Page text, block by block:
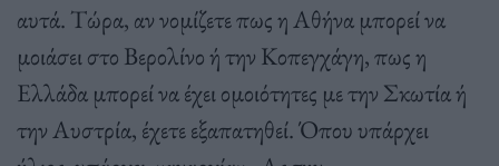
αυτά. Τώρα, αν νομίζετε πως η Αθήνα μπορεί να
μοιάσει στο Βερολίνο ή την Κοπεγχάγη, πως η
Ελλάδα μπορεί να έχει ομοιότητες με την Σκωτία ή
την Αυστρία, έχετε εξαπατηθεί. Όπου υπάρχει